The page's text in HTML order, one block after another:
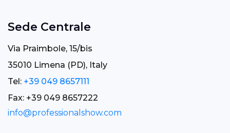
Sede Centrale
Via Praimbole, 15/bis
35010 Limena (PD), Italy
Tel: +39 049 8657111
Fax: +39 049 8657222
info@professionalshow.com